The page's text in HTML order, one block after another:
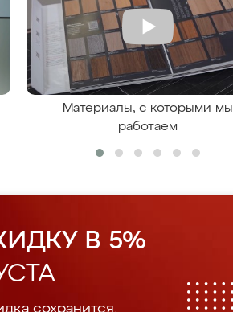
Материалы, с которыми мы
работаем
В 5%
сохранится.